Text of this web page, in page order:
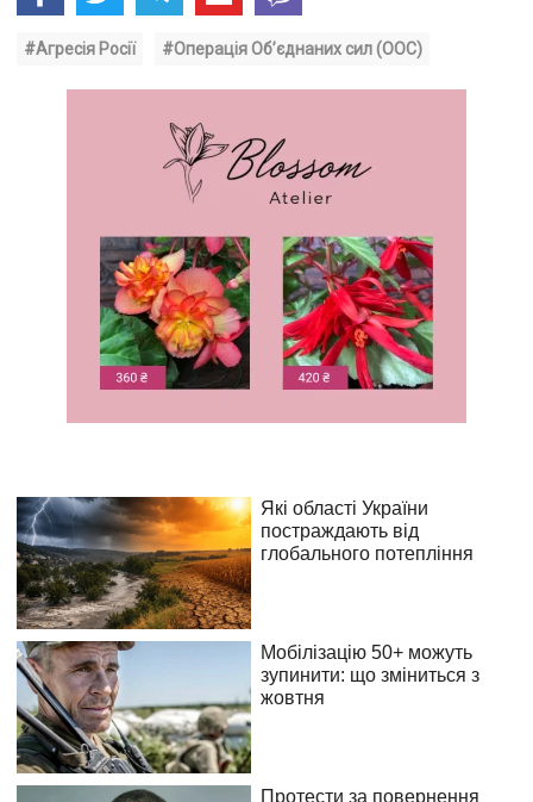
#Агресія Росії #Операція Об’єднаних сил (ООС)